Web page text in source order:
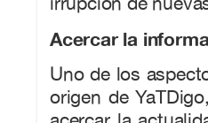
Acercar la
Uno de los
origen de